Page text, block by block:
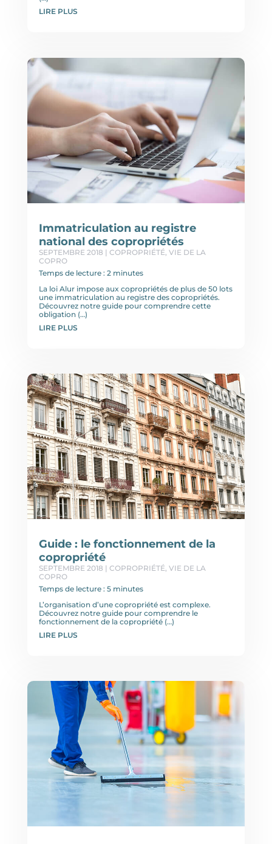
LIRE PLUS
Immatriculation au registre
national des copropriétés
SEPTEMBRE 2018 | COPROPRIÉTÉ, VIE DE LA
COPRO
Temps de lecture : 2 minutes
La loi Alur impose aux copropriétés de plus de 50 lots
une immatriculation au registre des copropriétés.
Découvrez notre guide pour comprendre cette
obligation (…)
LIRE PLUS
Guide : le fonctionnement de la
copropriété
SEPTEMBRE 2018 | COPROPRIÉTÉ, VIE DE LA
COPRO
Temps de lecture : 5 minutes
L’organisation d’une copropriété est complexe.
Découvrez notre guide pour comprendre le
fonctionnement de la copropriété (…)
LIRE PLUS